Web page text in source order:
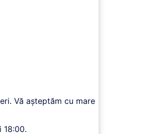
Vă așteptăm cu mare
18:00.